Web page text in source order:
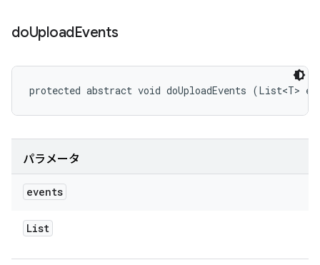
doUploadEvents
protected abstract void doUploadEvents (List<T>
パラメータ
events
List